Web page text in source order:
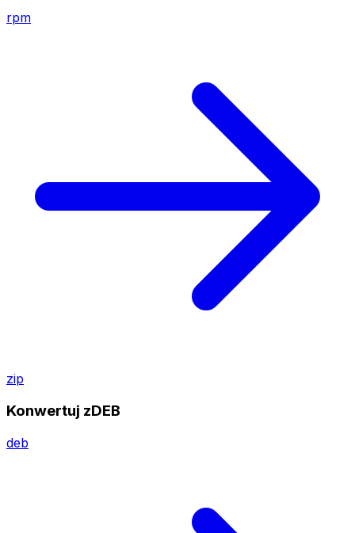
rpm
zip
Konwertuj zDEB
deb